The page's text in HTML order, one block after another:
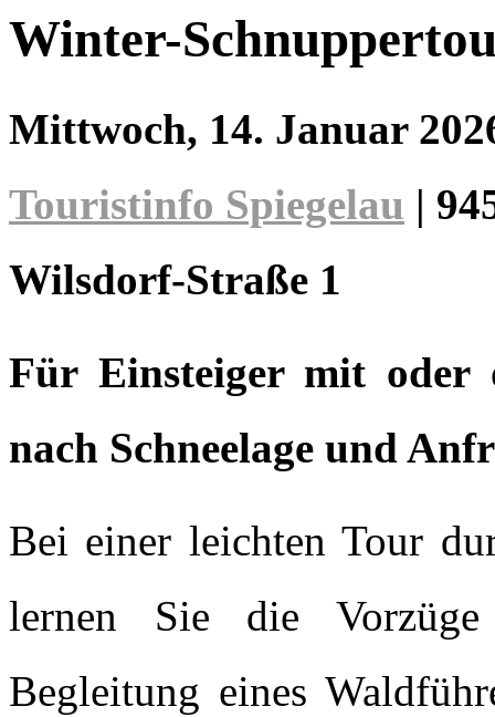
Winter-
Mittwoch, 14. Januar
Touristinfo Spiegelau |
Wilsdorf-Straße 1
Für Einsteiger mit oder
nach Schneelage und
Bei einer leichten Tour
lernen Sie die Vorzüge
Begleitung eines